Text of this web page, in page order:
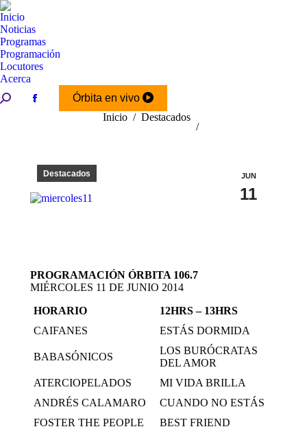
Inicio
Noticias
Programas
Programación
Locutores
Acerca
Buscar:
Facebook
new
window
Órbita en vivo
Estás aquí:
Inicio Destacados
JUN
11
Destacados
PROGRAMACIÓN ÓRBITA 106.7
MIÉRCOLES 11 DE JUNIO 2014
HORARIO
12HRS – 13HRS
CAIFANES
ESTÁS DORMIDA
BABASÓNICOS
LOS BURÓCRATAS
DEL AMOR
ATERCIOPELADOS
MI VIDA BRILLA
ANDRÉS CALAMARO
CUANDO NO ESTÁS
FOSTER THE PEOPLE
BEST FRIEND